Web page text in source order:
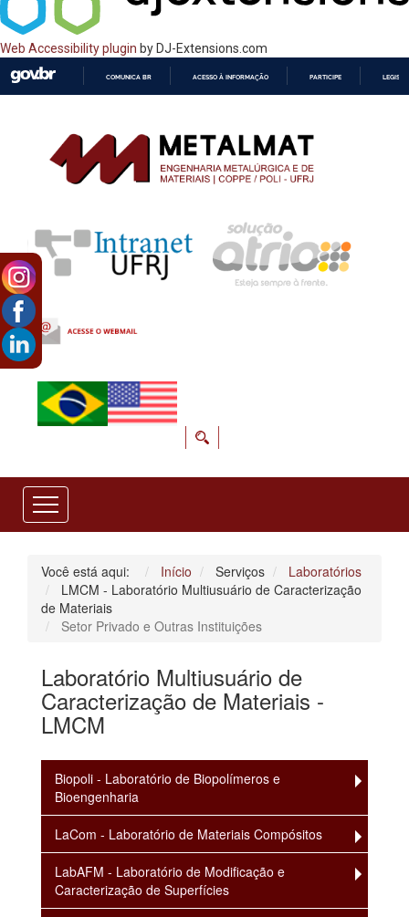
Web Accessibility plugin by DJ-Extensions.com
CONTEÚDO
COMUNICA BR ACESSO À INFORMAÇÃO PARTICIPE
Você está aqui: Início Serviços
Laboratórios
LMCM - Laboratório Multiusuário de Caracterização
de Materiais
Setor Privado e Outras Instituições
Laboratório Multiusuário de
Caracterização de Materiais -
LMCM
Biopoli - Laboratório de Biopolímeros e
Bioengenharia
LaCom - Laboratório de Materiais Compósitos
LabAFM - Laboratório de Modificação e
Caracterização de Superfícies